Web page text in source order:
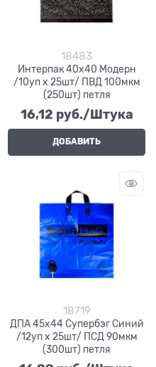
18483
Интерпак 40х40 Модерн
/10уп х 25шт/ ПВД 100мкм
(250шт) петля
16,12 руб./Штука
ДОБАВИТЬ
18719
ДПА 45х44 Супербэг Синий
/12уп х 25шт/ ПСД 90мкм
(300шт) петля